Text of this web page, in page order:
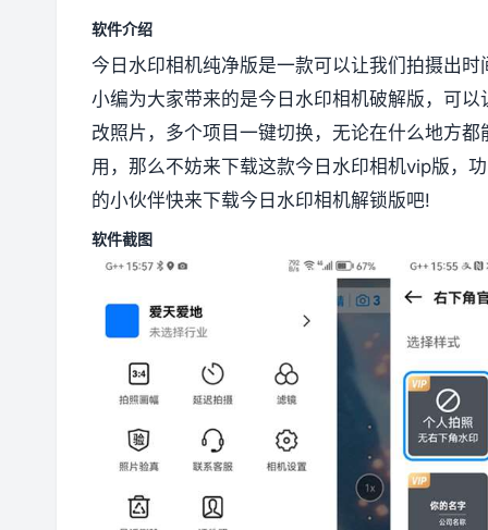
软件介绍
今日水印相机纯净版是一款可以让我们拍摄出
小编为大家带来的是今日水印相机破解版，可
改照片，多个项目一键切换，无论在什么地方
用，那么不妨来下载这款今日水印相机vip版，
的小伙伴快来下载今日水印相机解锁版吧!
软件截图